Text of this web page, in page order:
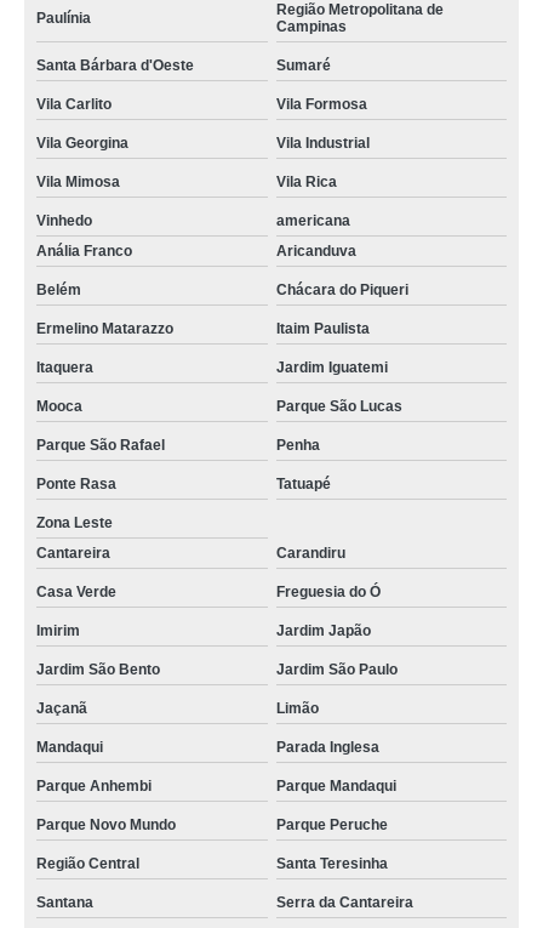
Paulínia
Região Metropolitana de
Campinas
Santa Bárbara d'Oeste Sumaré
Vila Carlito Vila Formosa
Vila Georgina Vila Industrial
Vila Mimosa Vila Rica
Vinhedo
americana
Anália Franco
Aricanduva
Belém Chácara do Piqueri
Ermelino Matarazzo Itaim Paulista
Itaquera Jardim Iguatemi
Mooca Parque São Lucas
Parque São Rafael Penha
Ponte Rasa Tatuapé
Zona Leste
Cantareira
Carandiru
Casa Verde Freguesia do Ó
Imirim Jardim Japão
Jardim São Bento Jardim São Paulo
Jaçanã Limão
Mandaqui Parada Inglesa
Parque Anhembi Parque Mandaqui
Parque Novo Mundo Parque Peruche
Região Central Santa Teresinha
Santana Serra da Cantareira